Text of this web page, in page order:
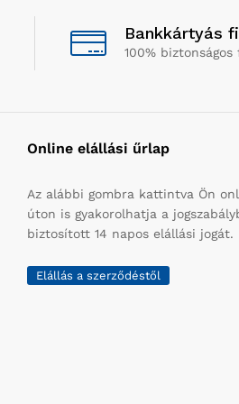
Bankkártyás
100% biztonságos
Online elállási űrlap
Az alábbi gombra kattintva Ön
úton is gyakorolhatja a
biztosított 14 napos elállási jogát.
Elállás a szerződéstől